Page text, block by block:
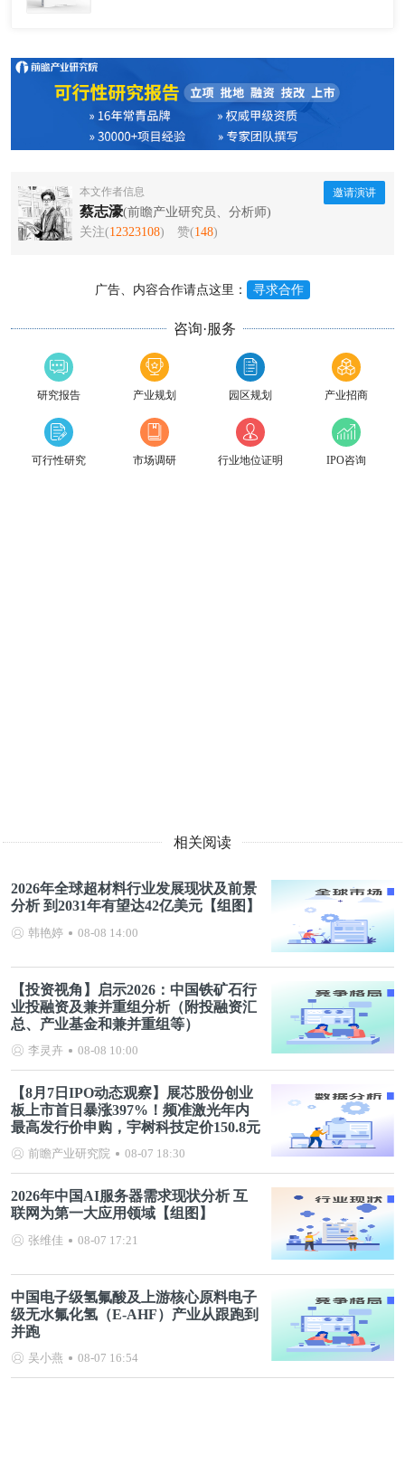
本文作者信息
蔡志濠(前瞻产业研究员、分析师)
关注(12323108) 赞(148)
邀请演讲
广告、内容合作请点这里： 寻求合作
咨询·服务
研究报告 产业规划 园区规划 产业招商
可行性研究 市场调研 行业地位证明 IPO咨询
相关阅读
2026年全球超材料行业发展现状及前景
分析 到2031年有望达42亿美元【组图】
韩艳婷 08-08 14:00
【投资视角】启示2026：中国铁矿石行
业投融资及兼并重组分析（附投融资汇
总、产业基金和兼并重组等）
李灵卉 08-08 10:00
【8月7日IPO动态观察】展芯股份创业
板上市首日暴涨397%！频准激光年内
最高发行价申购，宇树科技定价150.8元
前瞻产业研究院 08-07 18:30
2026年中国AI服务器需求现状分析 互
联网为第一大应用领域【组图】
张维佳 08-07 17:21
中国电子级氢氟酸及上游核心原料电子
级无水氟化氢（E-AHF）产业从跟跑到
并跑
吴小燕 08-07 16:54